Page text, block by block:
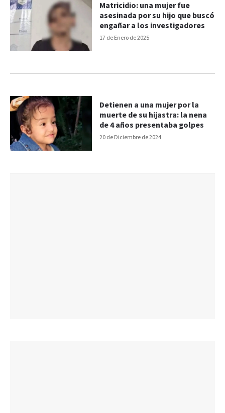
17 de Enero de 2025
Matricidio: una mujer fue
asesinada por su hijo que buscó
engañar a los investigadores
20 de Diciembre de 2024
Detienen a una mujer por la
muerte de su hijastra: la nena
de 4 años presentaba golpes